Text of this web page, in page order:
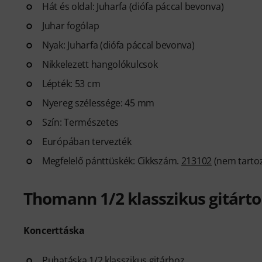
Hát és oldal: Juharfa (diófa páccal bevonva)
Juhar fogólap
Nyak: Juharfa (diófa páccal bevonva)
Nikkelezett hangolókulcsok
Lépték: 53 cm
Nyereg szélessége: 45 mm
Szín: Természetes
Európában tervezték
Megfelelő pánttüskék: Cikkszám. 213102 (nem
Thomann 1/2 klasszikus
Koncerttáska